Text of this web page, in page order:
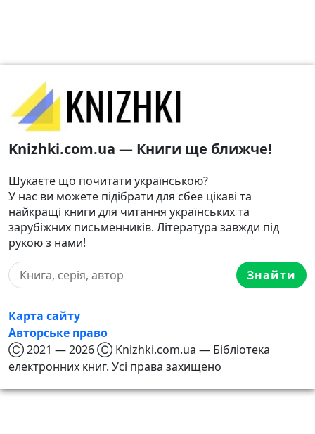
Knizhki.com.ua — Книги ще ближче!
Шукаєте що почитати українською?
У нас ви можете підібрати для сбее цікаві та
найкращі книги для читання українських та
зарубіжних письменників. Література завжди під
рукою з нами!
Знайти
Карта сайту
Авторське право
Ⓒ 2021 — 2026 Ⓒ Knizhki.com.ua — Бібліотека
електронних книг. Усі права захищено